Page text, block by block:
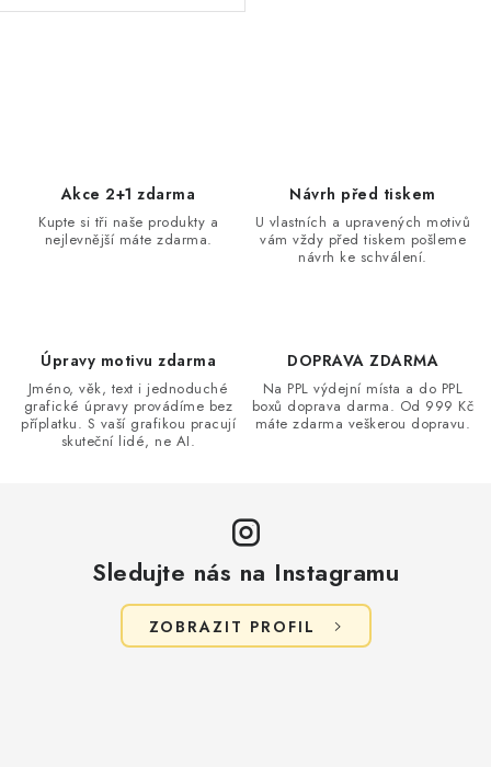
y
Akce 2+1 zdarma
Kupte si tři naše produkty a
nejlevnější máte zdarma.
Návrh před tiskem
U vlastních a upravených motivů
vám vždy před tiskem pošleme
návrh ke schválení.
Úpravy motivu zdarma
Jméno, věk, text i jednoduché
grafické úpravy provádíme bez
příplatku. S vaší grafikou pracují
skuteční lidé, ne AI.
DOPRAVA ZDARMA
Na PPL výdejní místa a do PPL
boxů doprava darma. Od 999 Kč
máte zdarma veškerou dopravu.
Sledujte nás na Instagramu
ZOBRAZIT PROFIL